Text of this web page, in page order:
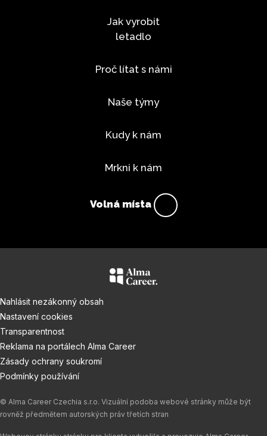
Jak vyrobit
letadlo
Proč lítat s námi
Naše týmy
Kudy k nám
Mrkni k nám
Volná místa
Nahlásit nezákonný obsah
Nastavení cookies
Transparentnost
Reklama na portálech Alma Career
Zásady ochrany soukromí
Podmínky používání
© Alma Career Czechia s.r.o. Vizuální podoba webové stránky může být
rovněž předmětem autorských práv třetích stran